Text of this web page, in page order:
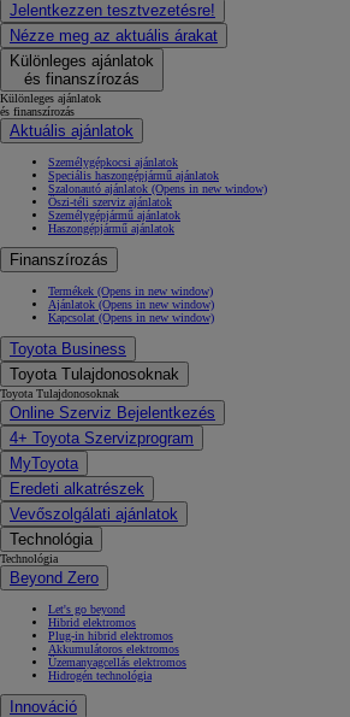
Jelentkezzen tesztvezetésre!
Nézze meg az aktuális árakat
Különleges ajánlatok
és finanszírozás
Különleges ajánlatok
és finanszírozás
Aktuális ajánlatok
Személygépkocsi ajánlatok
Speciális haszongépjármű ajánlatok
Szalonautó ajánlatok (Opens in new window)
Őszi-téli szerviz ajánlatok
Személygépjármű ajánlatok
Haszongépjármű ajánlatok
Finanszírozás
Termékek (Opens in new window)
Ajánlatok (Opens in new window)
Kapcsolat (Opens in new window)
Toyota Business
Toyota Tulajdonosoknak
Toyota Tulajdonosoknak
Online Szerviz Bejelentkezés
4+ Toyota Szervizprogram
MyToyota
Eredeti alkatrészek
Vevőszolgálati ajánlatok
Technológia
Technológia
Beyond Zero
Let's go beyond
Hibrid elektromos
Plug-in hibrid elektromos
Akkumulátoros elektromos
Üzemanyagcellás elektromos
Hidrogén technológia
Innováció